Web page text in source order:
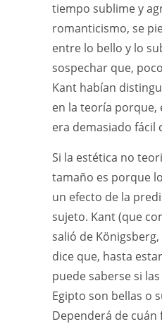
tiempo sublime y
romanticismo, se
entre lo bello y lo
sospechar que,
Kant habían
en la teoría porque,
era demasiado fácil
Si la estética no
tamaño es porque
un efecto de la
sujeto. Kant (que
salió de
dice que, hasta
puede saberse si
Egipto son bellas o
Dependerá de